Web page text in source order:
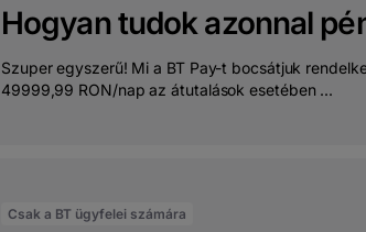
Hogyan tudok azonnal
Szuper egyszerű! Mi a BT Pay-t bocsátjuk
49999,99 RON/nap az átutalások esetében ...
Csak a BT ügyfelei számára